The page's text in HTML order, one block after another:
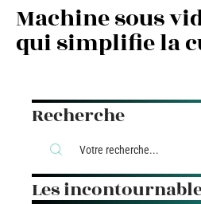
Machine sous
qui simplifie la
Recherche
Les